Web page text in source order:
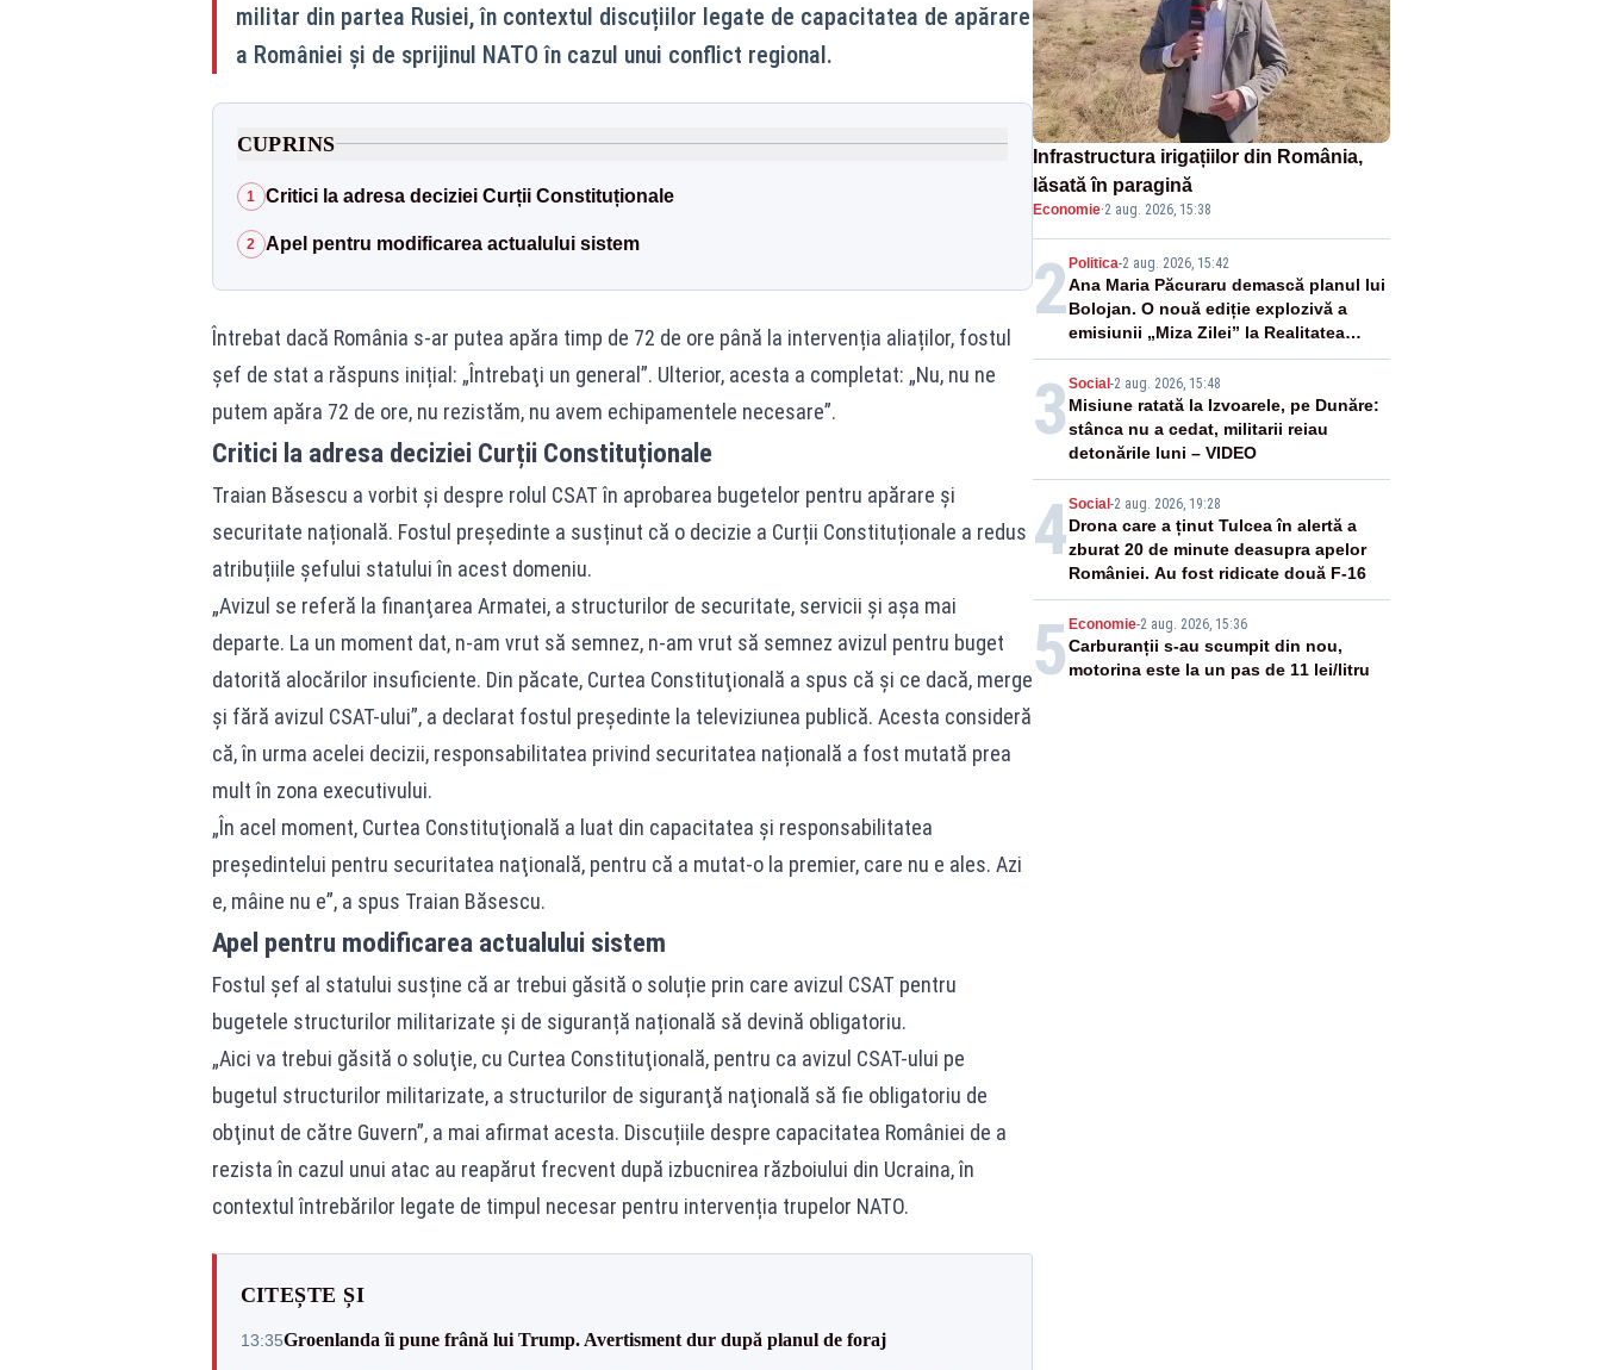
militar din partea Rusiei, în contextul discuțiilor legate de capacitatea de apărare
a României și de sprijinul NATO în cazul unui conflict regional.
CUPRINS
1 Critici la adresa deciziei Curții Constituționale
2 Apel pentru modificarea actualului sistem
Întrebat dacă România s-ar putea apăra timp de 72 de ore până la intervenția aliaților, fostul
șef de stat a răspuns inițial: „Întrebaţi un general”. Ulterior, acesta a completat: „Nu, nu ne
putem apăra 72 de ore, nu rezistăm, nu avem echipamentele necesare”.
Critici la adresa deciziei Curții Constituționale
Traian Băsescu a vorbit și despre rolul CSAT în aprobarea bugetelor pentru apărare și
securitate națională. Fostul președinte a susținut că o decizie a Curții Constituționale a redus
atribuțiile șefului statului în acest domeniu.
„Avizul se referă la finanţarea Armatei, a structurilor de securitate, servicii şi aşa mai
departe. La un moment dat, n-am vrut să semnez, n-am vrut să semnez avizul pentru buget
datorită alocărilor insuficiente. Din păcate, Curtea Constituţională a spus că şi ce dacă, merge
şi fără avizul CSAT-ului”, a declarat fostul președinte la televiziunea publică. Acesta consideră
că, în urma acelei decizii, responsabilitatea privind securitatea națională a fost mutată prea
mult în zona executivului.
„În acel moment, Curtea Constituţională a luat din capacitatea şi responsabilitatea
preşedintelui pentru securitatea naţională, pentru că a mutat-o la premier, care nu e ales. Azi
e, mâine nu e”, a spus Traian Băsescu.
Apel pentru modificarea actualului sistem
Fostul șef al statului susține că ar trebui găsită o soluție prin care avizul CSAT pentru
bugetele structurilor militarizate și de siguranță națională să devină obligatoriu.
„Aici va trebui găsită o soluţie, cu Curtea Constituţională, pentru ca avizul CSAT-ului pe
bugetul structurilor militarizate, a structurilor de siguranţă naţională să fie obligatoriu de
obţinut de către Guvern”, a mai afirmat acesta. Discuțiile despre capacitatea României de a
rezista în cazul unui atac au reapărut frecvent după izbucnirea războiului din Ucraina, în
contextul întrebărilor legate de timpul necesar pentru intervenția trupelor NATO.
CITEȘTE ȘI
13:35Groenlanda îi pune frână lui Trump. Avertisment dur după planul de foraj
Infrastructura irigațiilor din România,
lăsată în paragină
Economie·2 aug. 2026, 15:38
2Politica-2 aug. 2026, 15:42
Ana Maria Păcuraru demască planul lui
Bolojan. O nouă ediție explozivă a
emisiunii „Miza Zilei” la Realitatea
PLUS
3 Social-2 aug. 2026, 15:48
Misiune ratată la Izvoarele, pe Dunăre:
stânca nu a cedat, militarii reiau
detonările luni – VIDEO
4Social-2 aug. 2026, 19:28
Drona care a ținut Tulcea în alertă a
zburat 20 de minute deasupra apelor
României. Au fost ridicate două F-16
5 Economie-2 aug. 2026, 15:36
Carburanții s-au scumpit din nou,
motorina este la un pas de 11 lei/litru